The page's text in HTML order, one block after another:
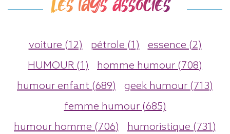
voiture (12) pétrole (1)
essence (2)
HUMOUR (1)
homme humour (708)
humour enfant (689)
geek humour (713)
femme humour (685)
humour homme (706)
humoristique (731)